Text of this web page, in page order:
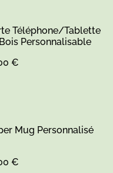
Téléphone/Tablette
Personnalisable
€
Mug Personnalisé
€